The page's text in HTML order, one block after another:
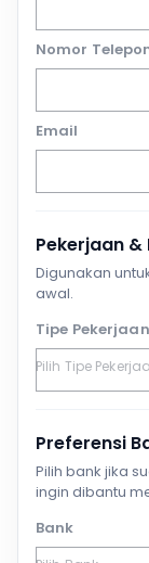
Nomor
Email
Pekerjaan
Digunakan
awal.
Tipe Pekerjaan
Preferensi
Pilih bank jika
ingin dibantu
Bank